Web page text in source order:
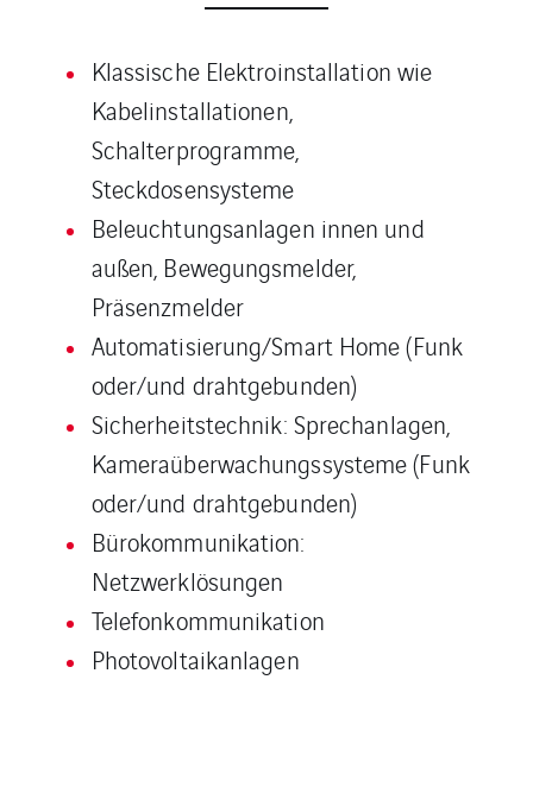
Klassische Elektroinstallation wie
Kabelinstallationen,
Schalterprogramme,
Steckdosensysteme
Beleuchtungsanlagen innen und
außen, Bewegungsmelder,
Präsenzmelder
Automatisierung/Smart Home (Funk
oder/und drahtgebunden)
Sicherheitstechnik: Sprechanlagen,
Kameraüberwachungssysteme (Funk
oder/und drahtgebunden)
Bürokommunikation:
Netzwerklösungen
Telefonkommunikation
Photovoltaikanlagen